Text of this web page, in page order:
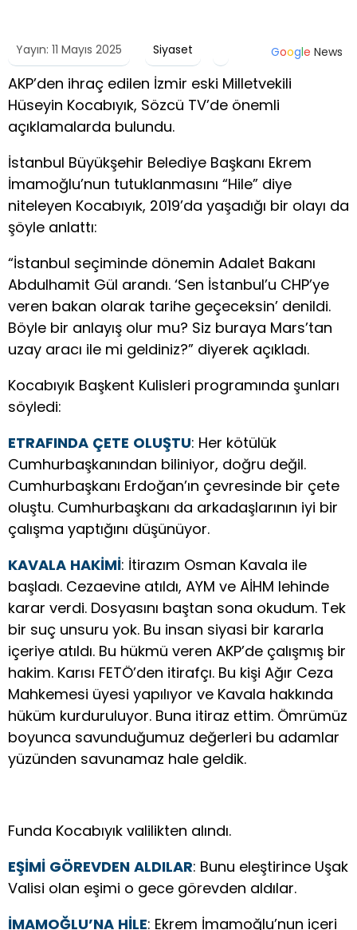
Yayın: 11 Mayıs 2025 Siyaset Google News
AKP’den ihraç edilen İzmir eski Milletvekili
Hüseyin Kocabıyık, Sözcü TV’de önemli
açıklamalarda bulundu.
İstanbul Büyükşehir Belediye Başkanı Ekrem
İmamoğlu’nun tutuklanmasını “Hile” diye
niteleyen Kocabıyık, 2019’da yaşadığı bir olayı da
şöyle anlattı:
“İstanbul seçiminde dönemin Adalet Bakanı
Abdulhamit Gül arandı. ‘Sen İstanbul’u CHP’ye
veren bakan olarak tarihe geçeceksin’ denildi.
Böyle bir anlayış olur mu? Siz buraya Mars’tan
uzay aracı ile mi geldiniz?” diyerek açıkladı.
Kocabıyık Başkent Kulisleri programında şunları
söyledi:
ETRAFINDA ÇETE OLUŞTU: Her kötülük
Cumhurbaşkanından biliniyor, doğru değil.
Cumhurbaşkanı Erdoğan’ın çevresinde bir çete
oluştu. Cumhurbaşkanı da arkadaşlarının iyi bir
çalışma yaptığını düşünüyor.
KAVALA HAKİMİ: İtirazım Osman Kavala ile
başladı. Cezaevine atıldı, AYM ve AİHM lehinde
karar verdi. Dosyasını baştan sona okudum. Tek
bir suç unsuru yok. Bu insan siyasi bir kararla
içeriye atıldı. Bu hükmü veren AKP’de çalışmış bir
hakim. Karısı FETÖ’den itirafçı. Bu kişi Ağır Ceza
Mahkemesi üyesi yapılıyor ve Kavala hakkında
hüküm kurduruluyor. Buna itiraz ettim. Ömrümüz
boyunca savunduğumuz değerleri bu adamlar
yüzünden savunamaz hale geldik.
Funda Kocabıyık valilikten alındı.
EŞİMİ GÖREVDEN ALDILAR: Bunu eleştirince Uşak
Valisi olan eşimi o gece görevden aldılar.
İMAMOĞLU’NA HİLE: Ekrem İmamoğlu’nun içeri